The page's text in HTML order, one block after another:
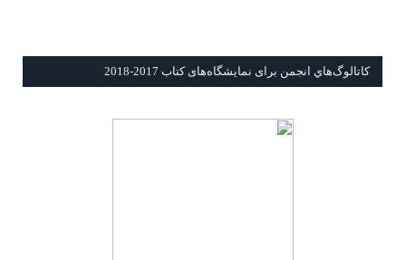
كاتالوگ‌هاي انجمن برای نمايشگاه‌های كتاب 2017-2018